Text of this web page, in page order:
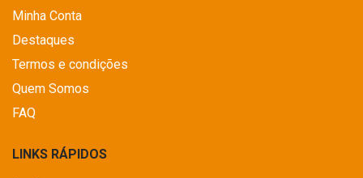
Minha Conta
Destaques
Termos e condições
Quem Somos
FAQ
LINKS RÁPIDOS